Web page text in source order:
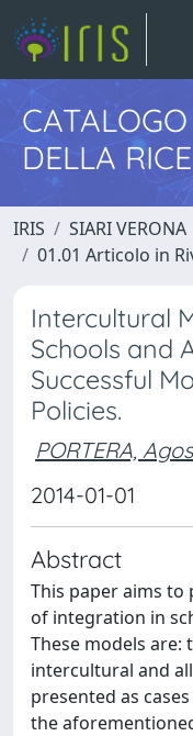
DELLA
IRIS SIARI VERONA
01.01 Articolo in
Intercultural
Schools and
Successful
Policies.
PORTERA,
2014-01-01
Abstract
This paper aims
of integration in
These models
intercultural and
presented as
the